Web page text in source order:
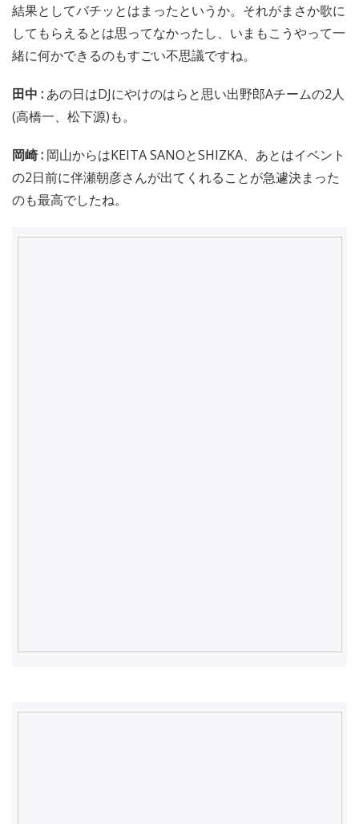
結果としてバチッとはまったというか。それがまさか歌に
してもらえるとは思ってなかったし、いまもこうやって一
緒に何かできるのもすごい不思議ですね。
田中 : あの日はDJにやけのはらと思い出野郎Aチームの2人
(高橋一、松下源)も。
岡崎 : 岡山からはKEITA SANOとSHIZKA、あとはイベント
の2日前に伴瀬朝彦さんが出てくれることが急遽決まった
のも最高でしたね。